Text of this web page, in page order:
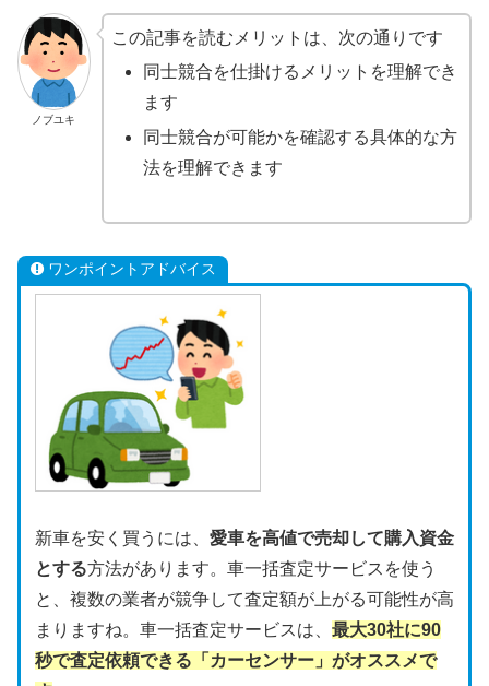
ノブユキ
この記事を読むメリットは、次の通りです
同士競合を仕掛けるメリットを理解でき
ます
同士競合が可能かを確認する具体的な方
法を理解できます
ワンポイントアドバイス
新車を安く買うには、 愛車を高値で売却して購入資金
とする方法があります。車一括査定サービスを使う
と、複数の業者が競争して査定額が上がる可能性が高
まりますね。車一括査定サービスは、 最大30社に90
秒で査定依頼できる「カーセンサー」がオススメで